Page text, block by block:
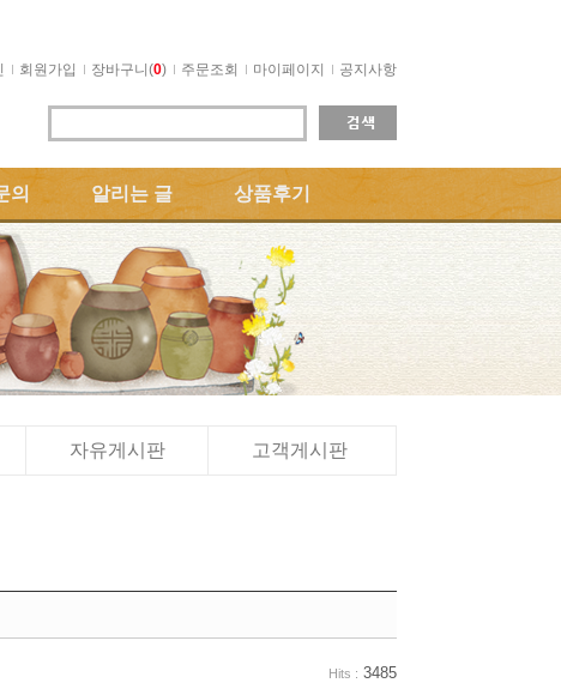
회원가입 장바구니(0) 주문조회 마이페이지 공지사항
의 알리는 글 상품후기
자유게시판 고객게시판
Hits : 3485